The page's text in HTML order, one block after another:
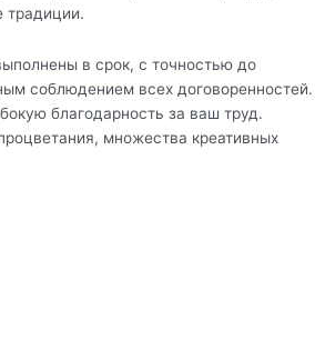
традиции.
в срок, с точностью до
соблюдением всех договоренностей.
благодарность за ваш труд.
множества креативных